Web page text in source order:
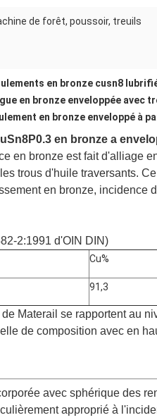
de forêt, poussoir, treuils
en bronze cusn8
en bronze enveloppée avec
en bronze enveloppé à
en bronze a
en bronze est fait d'alliage
trous d'huile traversants.
en bronze, incidence
2:1991 d'OIN DIN)
Cu%
91,3
Materail se rapportent au
de composition avec en
avec sphérique des
approprié à